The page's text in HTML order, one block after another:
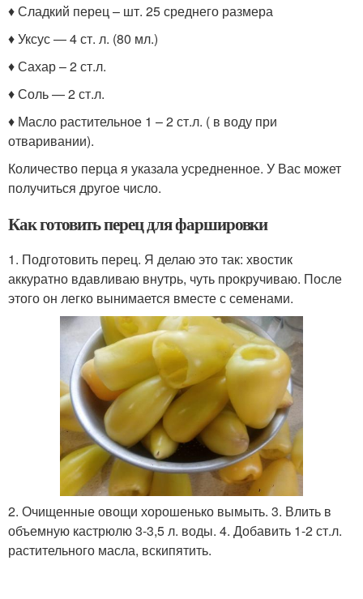
♦ Сладкий перец – шт. 25 среднего размера
♦ Уксус — 4 ст. л. (80 мл.)
♦ Сахар – 2 ст.л.
♦ Соль — 2 ст.л.
♦ Масло растительное 1 – 2 ст.л. ( в воду при
отваривании).
Количество перца я указала усредненное. У Вас может
получиться другое число.
Как готовить перец для фаршировки
1. Подготовить перец. Я делаю это так: хвостик
аккуратно вдавливаю внутрь, чуть прокручиваю. После
этого он легко вынимается вместе с семенами.
2. Очищенные овощи хорошенько вымыть. 3. Влить в
объемную кастрюлю 3-3,5 л. воды. 4. Добавить 1-2 ст.л.
растительного масла, вскипятить.